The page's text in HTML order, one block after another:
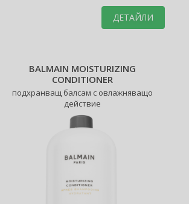
ДЕТАЙЛИ
BALMAIN MOISTURIZING
CONDITIONER
подхранващ балсам с овлажняващо
действие